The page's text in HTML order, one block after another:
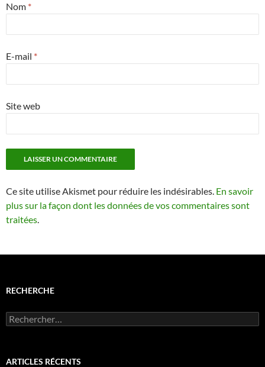
Nom *
E-mail *
Site web
Ce site utilise Akismet pour réduire les indésirables. En savoir
plus sur la façon dont les données de vos commentaires sont
traitées.
RECHERCHE
Rechercher :
ARTICLES RÉCENTS